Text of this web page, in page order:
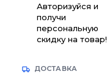
Авторизуйся и
получи
персональную
скидку на товар!
ДОСТАВКА